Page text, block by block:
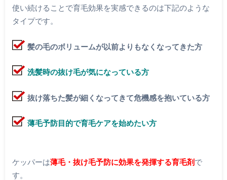
使い続けることで育毛効果を実感できるのは下記のような
タイプです。
髪の毛のボリュームが以前よりもなくなってきた方
洗髪時の抜け毛が気になっている方
抜け落ちた髪が細くなってきて危機感を抱いている方
薄毛予防目的で育毛ケアを始めたい方
ケッパーは薄毛・抜け毛予防に効果を発揮する育毛剤で
す。